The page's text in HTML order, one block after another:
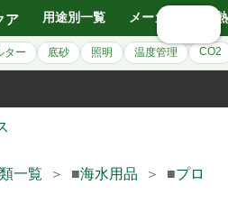
ア 用途別一覧 メーカー別
ター 底砂 照明 温度管理 CO2
一覧 ＞ ■海水用品 ＞ ■プロ